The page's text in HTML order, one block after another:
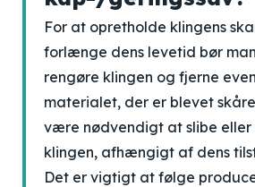
For at opretholde klingens
forlænge dens levetid bør
rengøre klingen og fjerne
materialet, der er blevet
være nødvendigt at slibe
klingen, afhængigt af dens
Det er vigtigt at følge